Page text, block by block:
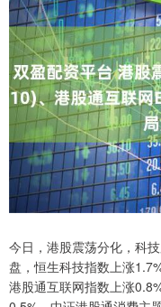
今日，港股震荡分化，科
盘，恒生科技指数上涨
港股通互联网指数上涨